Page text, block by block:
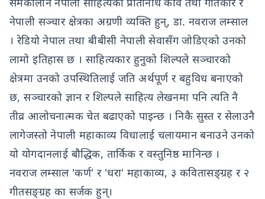
नेपाली सञ्चार क्षेत्रका अग्रणी व्यक्ति हुन्, डा. नवराज लम्साल
। रेडियो नेपाल तथा बीबीसी नेपाली सेवासँग जोडिएको उनको
लामो इतिहास छ । साहित्यकार हुनुको शिल्पले सञ्चारको
क्षेत्रमा उनको उपस्थितिलाई जति अर्थपूर्ण र बहुविध बनाएको
छ, सञ्चारको ज्ञान र शिल्पले साहित्य लेखनमा पनि त्यति नै
तीव्र आलोचनात्मक चेत बढाएको पाइन्छ । निकै सुस्त र सेलाउनै
लागेजस्तो नेपाली महाकाव्य विधालाई चलायमान बनाउने उनको
यो योगदानलाई बौद्धिक, तार्किक र वस्तुनिष्ठ मानिन्छ ।
नवराज लम्साल 'कर्ण' र 'धरा' महाकाव्य, ३ कवितासङ्ग्रह र २
गीतसङ्ग्रह का सर्जक हुन्।